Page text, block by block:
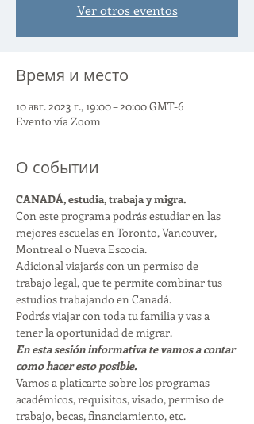
Ver otros eventos
Время и место
10 авг. 2023 г., 19:00 – 20:00 GMT-6
Evento vía Zoom
О событии
CANADÁ, estudia, trabaja y migra.
Con este programa podrás estudiar en las
mejores escuelas en Toronto, Vancouver,
Montreal o Nueva Escocia.
Adicional viajarás con un permiso de
trabajo legal, que te permite combinar tus
estudios trabajando en Canadá.
Podrás viajar con toda tu familia y vas a
tener la oportunidad de migrar.
En esta sesión informativa te vamos a contar
como hacer esto posible.
Vamos a platicarte sobre los programas
académicos, requisitos, visado, permiso de
trabajo, becas, financiamiento, etc.